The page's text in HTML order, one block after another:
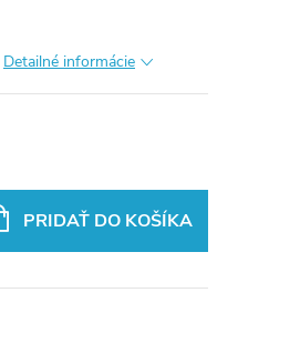
Detailné informácie
PRIDAŤ DO KOŠÍKA